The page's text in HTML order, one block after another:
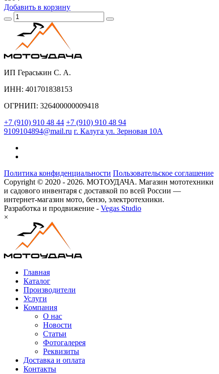
Добавить в корзину
ИП Гераськин С. А.
ИНН: 401701838153
ОГРНИП: 326400000009418
+7 (910) 910 48 44 +7 (910) 910 48 94
9109104894@mail.ru г. Калуга ул. Зерновая 10А
Политика конфиденциальности Пользовательское соглашение
Copyright © 2020 - 2026. МОТОУДАЧА. Магазин мототехники
и садового инвентаря с доставкой по всей России —
интернет-магазин мото, бензо, электротехники.
Разработка и продвижение - Vegas Studio
×
Главная
Каталог
Производители
Услуги
Компания
О нас
Новости
Статьи
Фотогалерея
Реквизиты
Доставка и оплата
Контакты